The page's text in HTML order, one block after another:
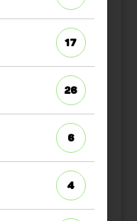
17
26
6
4